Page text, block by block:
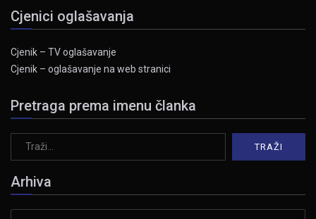
Cjenici oglašavanja
Cjenik – TV oglašavanje
Cjenik – oglašavanje na web stranici
Pretraga prema imenu članka
Arhiva